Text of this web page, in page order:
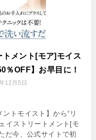
トメント[モア]モイス
％OFF】お早目に！
12月5日
トモイスト】から“リ
イストリートメント[モ
だ今、公式サイトで初